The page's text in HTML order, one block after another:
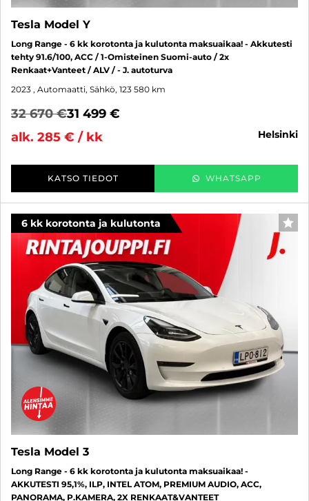
Tesla Model Y
Long Range - 6 kk korotonta ja kulutonta maksuaikaa! - Akkutesti
tehty 91.6/100, ACC / 1-Omisteinen Suomi-auto / 2x
Renkaat+Vanteet / ALV / - J. autoturva
2023 , Automaatti, Sähkö, 123 580 km
32 670 €31 499 €
alk. 285 € / kk
helsinki
KATSO TIEDOT WHATSAPP
6 kk korotonta ja kulutonta
Tesla Model 3
Long Range - 6 kk korotonta ja kulutonta maksuaikaa! -
AKKUTESTI 95,1%, ILP, INTEL ATOM, PREMIUM AUDIO, ACC,
PANORAMA, P.KAMERA, 2X RENKAAT&VANTEET